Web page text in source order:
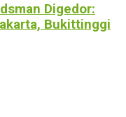
Digedor:
Bukittinggi